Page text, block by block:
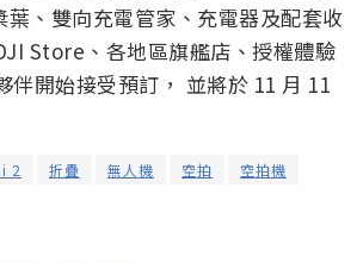
葉、雙向充電管家、充電器及配套收
Store、各地區旗艦店、授權體驗
伴開始接受預訂， 並將於 11 月 11
2 折疊 無人機 空拍 空拍機